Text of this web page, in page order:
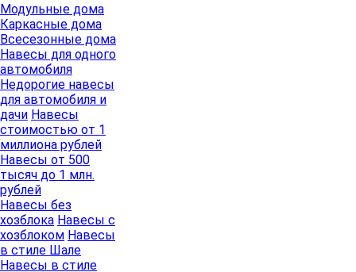
Модульные дома
Каркасные дома
Всесезонные дома
Навесы для одного
автомобиля
Недорогие навесы
для автомобиля и
дачи Навесы
стоимостью от 1
миллиона рублей
Навесы от 500
тысяч до 1 млн.
рублей
Навесы без
хозблока Навесы с
хозблоком Навесы
в стиле Шале
Навесы в стиле